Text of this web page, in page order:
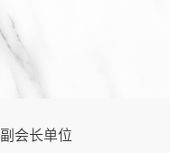
副会长单位